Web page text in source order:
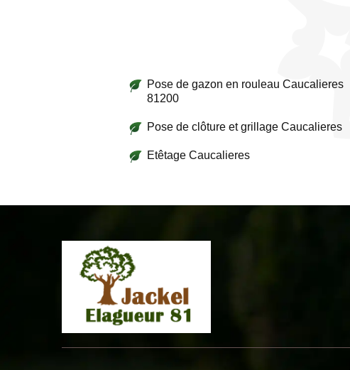
Pose de gazon en rouleau Caucalieres
81200
Pose de clôture et grillage Caucalieres
Etêtage Caucalieres